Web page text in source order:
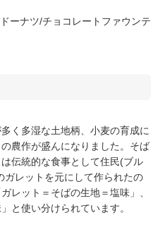
ーナツ/チョコレートファウンテ
く多湿な土地柄、小麦の育成に
農作が盛んになりました。そば
伝統的な食事として住民(ブル
ガレットを元にして作られたの
レット＝そばの生地＝塩味」、
と使い分けられています。